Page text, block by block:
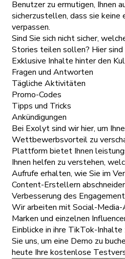
Benutzer zu ermutigen, Ihnen
sicherzustellen, dass sie keine
verpassen.
Sind Sie sich nicht sicher,
Stories teilen sollen? Hier sind
Exklusive Inhalte hinter den
Fragen und Antworten
Tägliche Aktivitäten
Promo-Codes
Tipps und Tricks
Ankündigungen
Bei Exolyt sind wir hier, um
Wettbewerbsvorteil zu
Plattform bietet Ihnen
Ihnen helfen zu verstehen,
Aufrufe erhalten, wie Sie im
Content-Erstellern
Verbesserung des
Wir arbeiten mit Social-
Marken und einzelnen
Einblicke in ihre TikTok-
Sie uns, um eine Demo zu
heute Ihre kostenlose